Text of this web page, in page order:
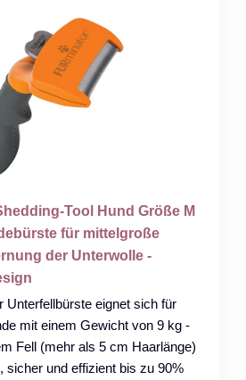
Tool Hund Größe M
für mittelgroße
der Unterwolle -
Unterfellbürste eignet sich für
mit einem Gewicht von 9 kg -
Fell (mehr als 5 cm Haarlänge)
sicher und effizient bis zu 90%